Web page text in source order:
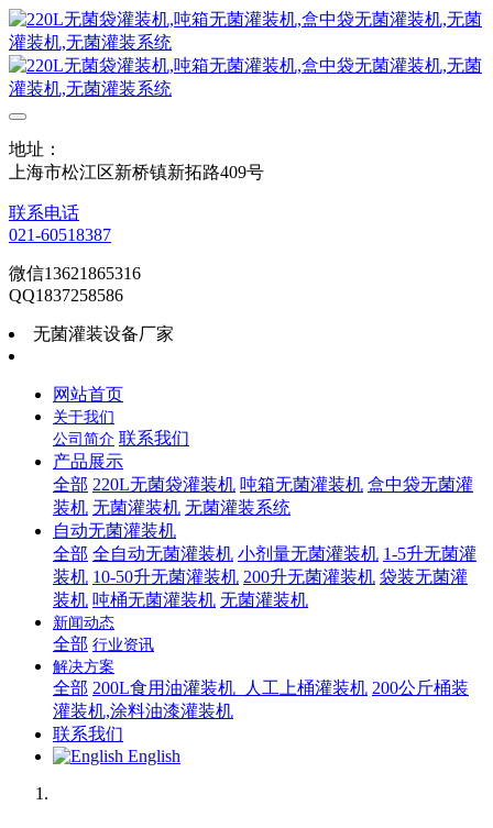
地址：
上海市松江区新桥镇新拓路409号
联系电话
021-60518387
微信13621865316
QQ1837258586
无菌灌装设备厂家
网站首页
关于我们
公司简介 联系我们
产品展示
全部 220L无菌袋灌装机 吨箱无菌灌装机 盒中袋无菌灌
装机 无菌灌装机 无菌灌装系统
自动无菌灌装机
全部 全自动无菌灌装机 小剂量无菌灌装机 1-5升无菌灌
装机 10-50升无菌灌装机 200升无菌灌装机 袋装无菌灌
装机 吨桶无菌灌装机 无菌灌装机
新闻动态
全部 行业资讯
解决方案
全部 200L食用油灌装机_人工上桶灌装机 200公斤桶装
灌装机,涂料油漆灌装机
联系我们
English